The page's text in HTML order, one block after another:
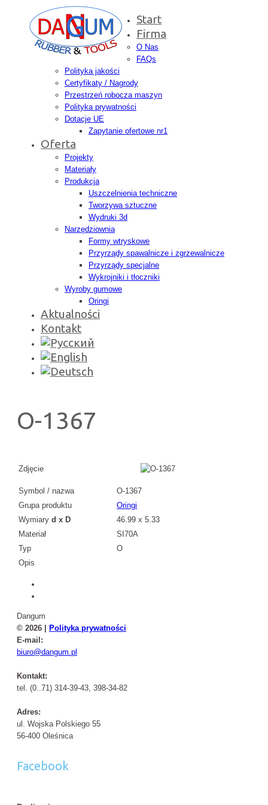
Start
Firma
O Nas
FAQs
Polityka jakości
Certyfikaty / Nagrody
Przestrzeń robocza maszyn
Polityka prywatności
Dotacje UE
Zapytanie ofertowe nr1
Oferta
Projekty
Materiały
Produkcja
Uszczelnienia techniczne
Tworzywa sztuczne
Wydruki 3d
Narzędziownia
Formy wtryskowe
Przyrządy spawalnicze i zgrzewalnicze
Przyrządy specjalne
Wykrojniki i tłoczniki
Wyroby gumowe
Oringi
Aktualności
Kontakt
O-1367
Zdjęcie
Symbol / nazwa
O-1367
Grupa produktu
Oringi
Wymiary d x D
46.99 x 5.33
Materiał
SI70A
Typ
O
Opis
Dangum
© 2026 |
Polityka prywatności
E-mail:
biuro@dangum.pl
Kontakt:
tel. (0..71) 314-39-43, 398-34-82
Adres:
ul. Wojska Polskiego 55
56-400 Oleśnica
Facebook